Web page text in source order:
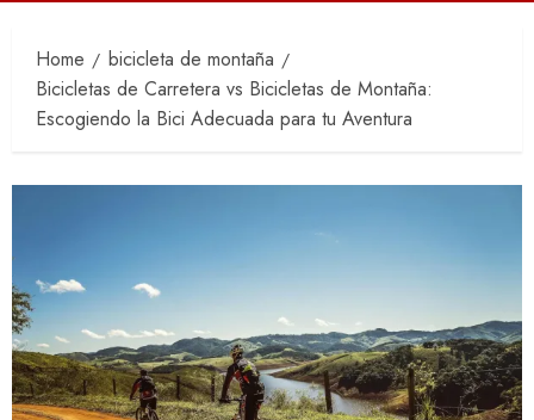
Home
bicicleta de montaña
Bicicletas de Carretera vs Bicicletas de Montaña:
Escogiendo la Bici Adecuada para tu Aventura